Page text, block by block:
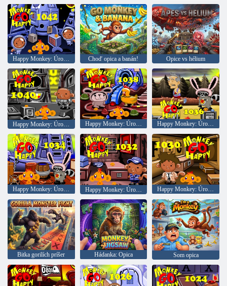
Happy Monkey: Úroveň 1042 Choď opica a banán! Opice vs hélium
Happy Monkey: Úroveň 1040 Happy Monkey: Úroveň 1038 Happy Monkey: Úroveň 1036
Happy Monkey: Úroveň 1032
Bitka gorilích príšer Hádanka: Opica Som opica